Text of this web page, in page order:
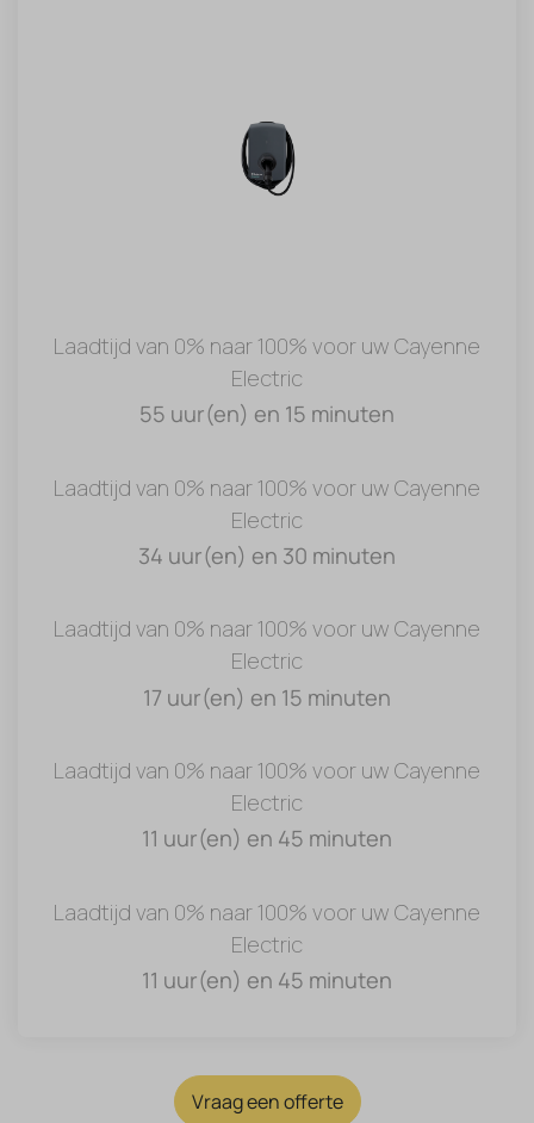
Laadtijd van 0% naar 100% voor uw Cayenne
Electric
55 uur(en) en 15 minuten
Laadtijd van 0% naar 100% voor uw Cayenne
Electric
34 uur(en) en 30 minuten
Laadtijd van 0% naar 100% voor uw Cayenne
Electric
17 uur(en) en 15 minuten
Laadtijd van 0% naar 100% voor uw Cayenne
Electric
11 uur(en) en 45 minuten
Laadtijd van 0% naar 100% voor uw Cayenne
Electric
11 uur(en) en 45 minuten
Vraag een offerte